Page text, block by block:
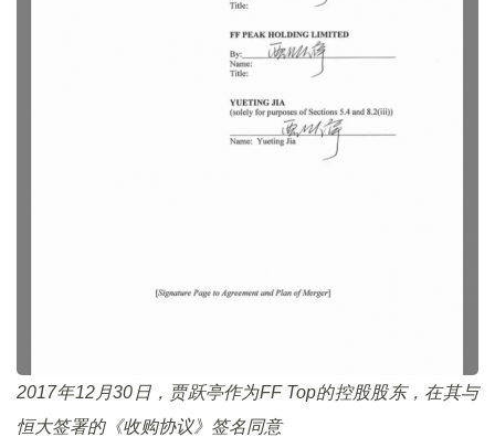
2017年12月30日，贾跃亭作为FF Top的控股股东，在其与
恒大签署的《收购协议》签名同意